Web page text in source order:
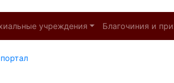
учреждения Благочиния и